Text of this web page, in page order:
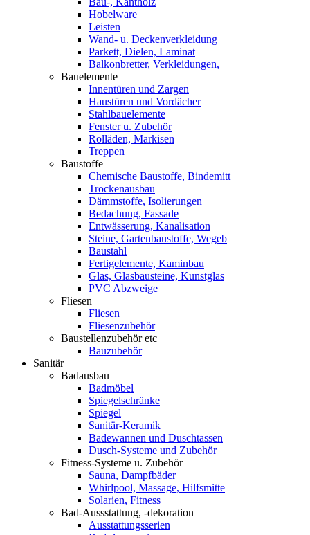
Hobelware
Leisten
Wand- u. Deckenverkleidung
Parkett, Dielen, Laminat
Balkonbretter, Verkleidungen,
Bauelemente
Innentüren und Zargen
Haustüren und Vordächer
Stahlbauelemente
Fenster u. Zubehör
Rolläden, Markisen
Treppen
Baustoffe
Chemische Baustoffe, Bindemitt
Trockenausbau
Dämmstoffe, Isolierungen
Bedachung, Fassade
Entwässerung, Kanalisation
Steine, Gartenbaustoffe, Wegeb
Baustahl
Fertigelemente, Kaminbau
Glas, Glasbausteine, Kunstglas
PVC Abzweige
Fliesen
Fliesen
Fliesenzubehör
Baustellenzubehör etc
Bauzubehör
Sanitär
Badausbau
Badmöbel
Spiegelschränke
Spiegel
Sanitär-Keramik
Badewannen und Duschtassen
Dusch-Systeme und Zubehör
Fitness-Systeme u. Zubehör
Sauna, Dampfbäder
Whirlpool, Massage, Hilfsmitte
Solarien, Fitness
Bad-Aussstattung, -dekoration
Ausstattungsserien